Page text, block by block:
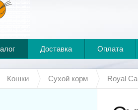
Доставка Оплата
Кошки Сухой корм Royal